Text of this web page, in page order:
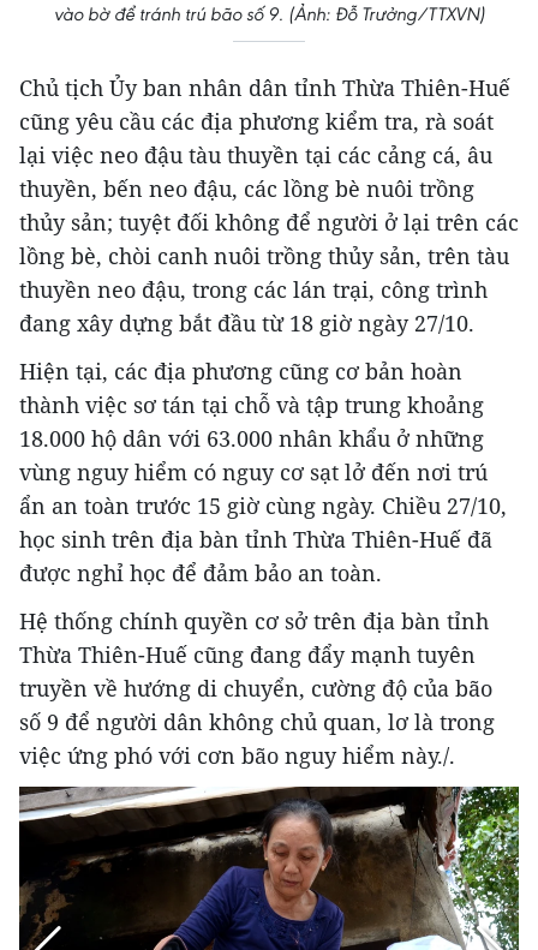
vào bờ để tránh trú bão số 9. (Ảnh: Đỗ Trưởng/TTXVN)
Chủ tịch Ủy ban nhân dân tỉnh Thừa Thiên-Huế
cũng yêu cầu các địa phương kiểm tra, rà soát
lại việc neo đậu tàu thuyền tại các cảng cá, âu
thuyền, bến neo đậu, các lồng bè nuôi trồng
thủy sản; tuyệt đối không để người ở lại trên các
lồng bè, chòi canh nuôi trồng thủy sản, trên tàu
thuyền neo đậu, trong các lán trại, công trình
đang xây dựng bắt đầu từ 18 giờ ngày 27/10.
Hiện tại, các địa phương cũng cơ bản hoàn
thành việc sơ tán tại chỗ và tập trung khoảng
18.000 hộ dân với 63.000 nhân khẩu ở những
vùng nguy hiểm có nguy cơ sạt lở đến nơi trú
ẩn an toàn trước 15 giờ cùng ngày. Chiều 27/10,
học sinh trên địa bàn tỉnh Thừa Thiên-Huế đã
được nghỉ học để đảm bảo an toàn.
Hệ thống chính quyền cơ sở trên địa bàn tỉnh
Thừa Thiên-Huế cũng đang đẩy mạnh tuyên
truyền về hướng di chuyển, cường độ của bão
số 9 để người dân không chủ quan, lơ là trong
việc ứng phó với cơn bão nguy hiểm này./.